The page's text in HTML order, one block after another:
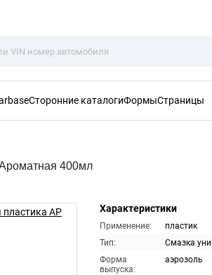
Сторонние каталогиФормыСтраницы
400мл
Характеристики
Применение:
пластик
Тип:
Смазка
Форма
выпуска:
аэрозоль